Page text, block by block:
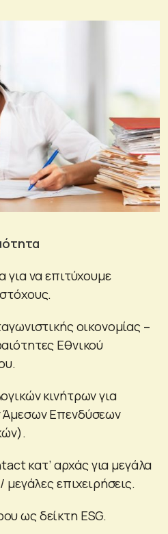
για να επιτύχουμε
οικονομίας –
Εθνικού
κινήτρων για
Επενδύσεων
κατ’ αρχάς για μεγάλα
μεγάλες επιχειρήσεις.
ως δείκτη ESG.